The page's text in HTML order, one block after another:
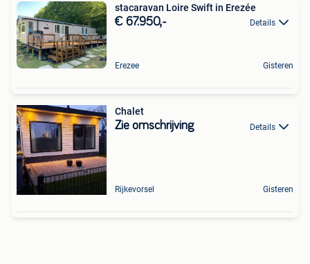
stacaravan Loire Swift in Erezée
€ 67.950,- Details
Erezee Gisteren
Chalet
Zie omschrijving Details
Rijkevorsel Gisteren